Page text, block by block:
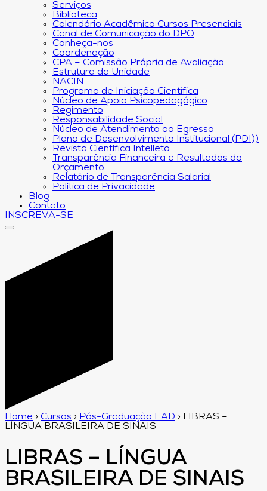
Serviços
Biblioteca
Calendário Acadêmico Cursos Presenciais
Canal de Comunicação do DPO
Conheça-nos
Coordenação
CPA – Comissão Própria de Avaliação
Estrutura da Unidade
NACIN
Programa de Iniciação Científica
Núcleo de Apoio Psicopedagógico
Regimento
Responsabilidade Social
Núcleo de Atendimento ao Egresso
Plano de Desenvolvimento Institucional (PDI))
Revista Científica Intelleto
Transparência Financeira e Resultados do
Orçamento
Relatório de Transparência Salarial
Política de Privacidade
Blog
Contato
INSCREVA-SE
Home › Cursos › Pós-Graduação EAD › LIBRAS –
LÍNGUA BRASILEIRA DE SINAIS
LIBRAS – LÍNGUA
BRASILEIRA DE SINAIS